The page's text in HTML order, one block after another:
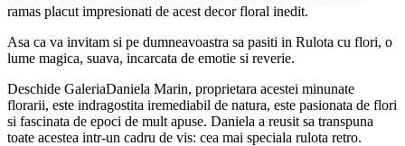
ramas placut impresionati de acest decor floral inedit.
Asa ca va invitam si pe dumneavoastra sa pasiti in Rulota cu flori, o
lume magica, suava, incarcata de emotie si reverie.
Deschide GaleriaDaniela Marin, proprietara acestei minunate
florarii, este indragostita iremediabil de natura, este pasionata de flori
si fascinata de epoci de mult apuse. Daniela a reusit sa transpuna
toate acestea intr-un cadru de vis: cea mai speciala rulota retro.